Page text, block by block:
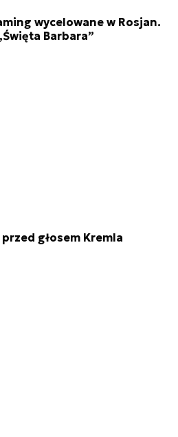
wycelowane w Rosjan.
Barbara”
głosem Kremla